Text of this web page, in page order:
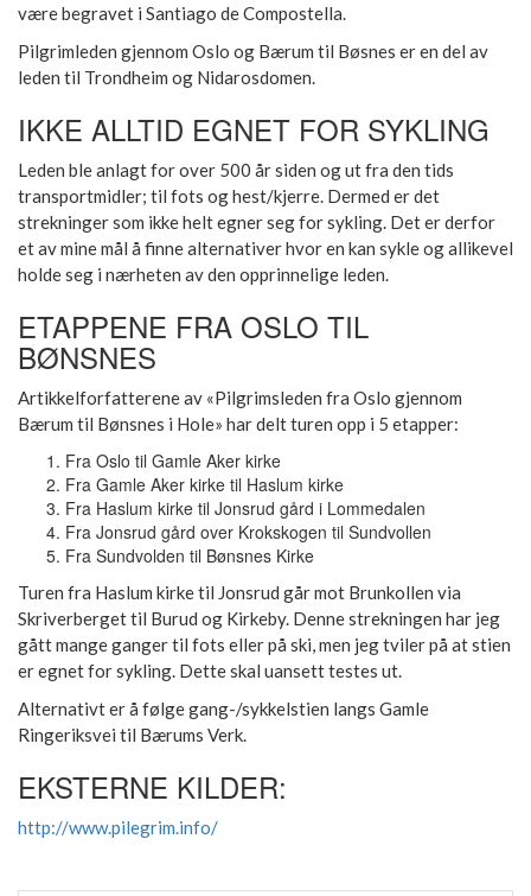
være begravet i Santiago de Compostella.
Pilgrimleden gjennom Oslo og Bærum til Bøsnes er en del av
leden til Trondheim og Nidarosdomen.
IKKE ALLTID EGNET FOR SYKLING
Leden ble anlagt for over 500 år siden og ut fra den tids
transportmidler; til fots og hest/kjerre. Dermed er det
strekninger som ikke helt egner seg for sykling. Det er derfor
et av mine mål å finne alternativer hvor en kan sykle og allikevel
holde seg i nærheten av den opprinnelige leden.
ETAPPENE FRA OSLO TIL
BØNSNES
Artikkelforfatterene av «Pilgrimsleden fra Oslo gjennom
Bærum til Bønsnes i Hole» har delt turen opp i 5 etapper:
Fra Oslo til Gamle Aker kirke
Fra Gamle Aker kirke til Haslum kirke
Fra Haslum kirke til Jonsrud gård i Lommedalen
Fra Jonsrud gård over Krokskogen til Sundvollen
Fra Sundvolden til Bønsnes Kirke
Turen fra Haslum kirke til Jonsrud går mot Brunkollen via
Skriverberget til Burud og Kirkeby. Denne strekningen har jeg
gått mange ganger til fots eller på ski, men jeg tviler på at stien
er egnet for sykling. Dette skal uansett testes ut.
Alternativt er å følge gang-/sykkelstien langs Gamle
Ringeriksvei til Bærums Verk.
EKSTERNE KILDER:
http://www.pilegrim.info/